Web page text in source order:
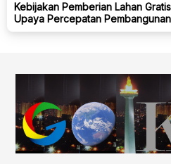
Kebijakan Pemberian Lahan
Upaya Percepatan